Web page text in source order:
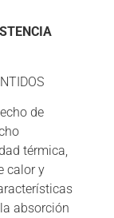
de
térmica,
calor y
absorción